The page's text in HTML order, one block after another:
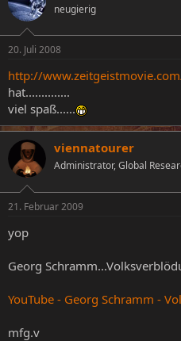
neugierig
20. Juli 2008
http://
hat..............
viel spaß......
viennatourer
Administrator, Global
21. Februar 2009
yop
Georg
YouTube - Georg Schramm -
mfg.v